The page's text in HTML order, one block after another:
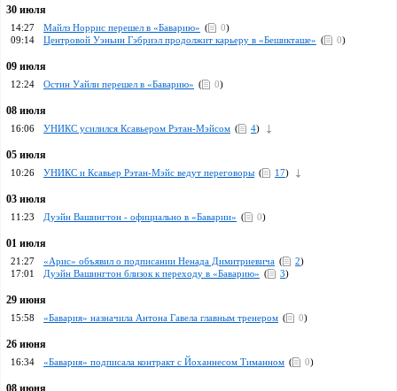
30 июля
14:27 Майлз Норрис перешел в «Баварию» ( 0)
09:14
Центровой Уэньин Гэбриэл продолжит карьеру в «Бешикташе» ( 0)
09 июля
12:24 Остин Уайли перешел в «Баварию» ( 0)
08 июля
16:06 УНИКС усилился Ксавьером Рэтан-Мэйсом ( 4)
05 июля
10:26 УНИКС и Ксавьер Рэтан-Мэйс ведут переговоры ( 17)
03 июля
11:23 Дуэйн Вашингтон - официально в «Баварии» ( 0)
01 июля
21:27 «Арис» объявил о подписании Ненада Димитриевича ( 2)
17:01
Дуэйн Вашингтон близок к переходу в «Баварию» ( 3)
29 июня
15:58 «Бавария» назначила Антона Гавела главным тренером ( 0)
26 июня
16:34 «Бавария» подписала контракт с Йоханнесом Тиманном ( 0)
08 июня